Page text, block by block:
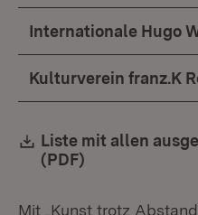
Internationale Hugo
Kulturverein franz.K
Download:
Liste mit allen
(PDF)
Mit „Kunst trotz